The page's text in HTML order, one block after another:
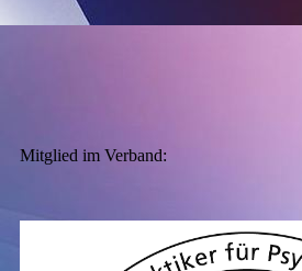
Mitglied im Verband: